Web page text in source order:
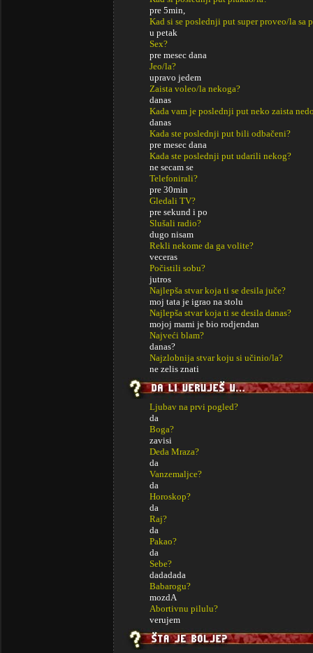
pre 5min,
Kad si se poslednji put super proveo/la sa
u petak
Sex?
pre mesec dana
Jeo/la?
upravo jedem
Zaista voleo/la nekoga?
danas
Kada vam je poslednji put neko zaista
danas
Kada ste poslednji put bili odbačeni?
pre mesec dana
Kada ste poslednji put udarili nekog?
ne secam se
Telefonirali?
pre 30min
Gledali TV?
pre sekund i po
Slušali radio?
dugo nisam
Rekli nekome da ga volite?
veceras
Počistili sobu?
jutros
Najlepša stvar koja ti se desila juče?
moj tata je igrao na stolu
Najlepša stvar koja ti se desila danas?
mojoj mami je bio rodjendan
Najveći blam?
danas?
Najzlobnija stvar koju si učinio/la?
ne zelis znati
Ljubav na prvi pogled?
da
Boga?
zavisi
Deda Mraza?
da
Vanzemaljce?
da
Horoskop?
da
Raj?
da
Pakao?
da
Sebe?
dadadada
Babarogu?
mozdA
Abortivnu pilulu?
verujem